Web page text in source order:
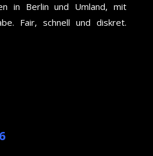
in Berlin und Umland, mit
Fair, schnell und diskret.